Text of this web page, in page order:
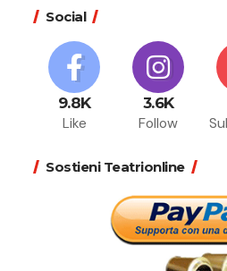
Social
9.8K
Like
3.6K
Follow
Sostieni Teatrionline